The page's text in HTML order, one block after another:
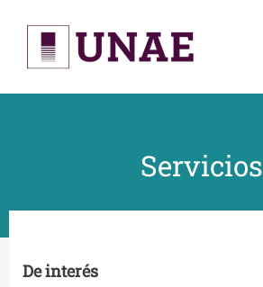
content
Servicios
De interés